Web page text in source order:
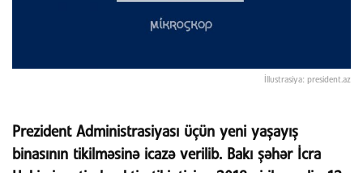
İllustrasiya: president.az
Prezident Administrasiyası üçün yeni yaşayış
binasının tikilməsinə icazə verilib. Bakı şəhər İcra